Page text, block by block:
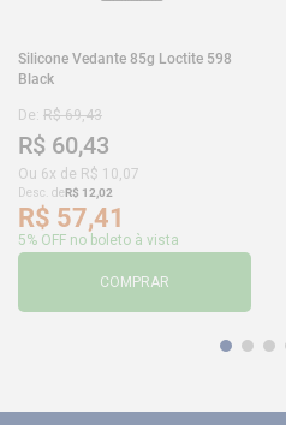
Silicone Vedante 85g Loctite 598
Black
De: R$ 69,43
R$ 60,43
Ou 6x de R$ 10,07
Desc. deR$ 12,02
R$ 57,41
5% OFF no boleto à vista
COMPRAR